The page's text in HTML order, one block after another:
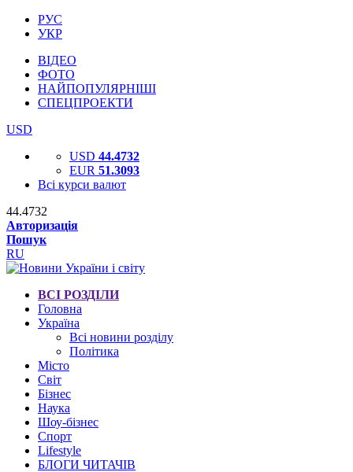
РУС
УКР
ВІДЕО
ФОТО
НАЙПОПУЛЯРНІШІ
СПЕЦПРОЕКТИ
USD
USD 44.4732
EUR 51.3093
Всі курси валют
44.4732
Авторизація
Пошук
RU
ВСІ РОЗДІЛИ
Головна
Україна
Всі новини розділу
Політика
Місто
Світ
Бізнес
Наука
Шоу-бізнес
Спорт
Lifestyle
БЛОГИ ЧИТАЧІВ